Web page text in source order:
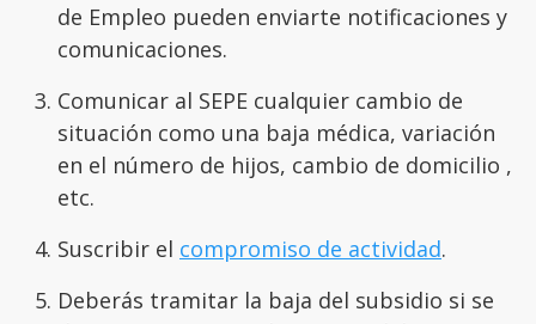
de Empleo pueden enviarte notificaciones y
comunicaciones.
Comunicar al SEPE cualquier cambio de
situación como una baja médica, variación
en el número de hijos, cambio de domicilio ,
etc.
Suscribir el compromiso de actividad.
Deberás tramitar la baja del subsidio si se